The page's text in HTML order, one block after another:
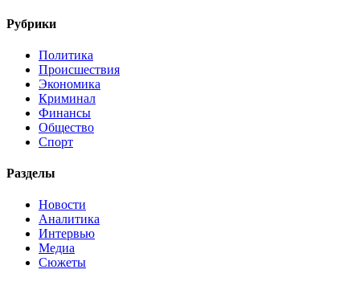
Рубрики
Политика
Происшествия
Экономика
Криминал
Финансы
Общество
Спорт
Разделы
Новости
Аналитика
Интервью
Медиа
Сюжеты